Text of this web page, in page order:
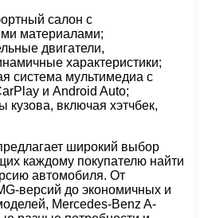
салон с
материалами;
двигатели,
характеристики;
система мультимедиа с
и Android Auto;
кузова, включая хэтчбек,
широкий выбор
каждому покупателю найти
автомобиля. От
версий до экономичных и
Mercedes-Benz A-